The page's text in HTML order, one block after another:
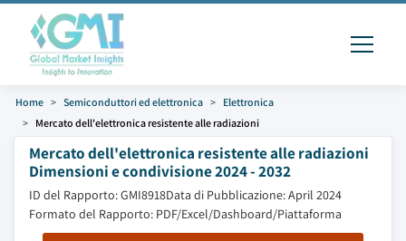
Home Semiconduttori ed elettronica
Elettronica
Mercato dell'elettronica resistente alle radiazioni
Mercato dell'elettronica resistente alle radiazioni
Dimensioni e condivisione 2024 - 2032
ID del Rapporto: GMI8918Data di Pubblicazione: April 2024
Formato del Rapporto: PDF/Excel/Dashboard/Piattaforma